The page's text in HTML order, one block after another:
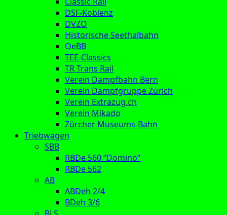
DSF-Koblenz
DVZO
Historische Seethalbahn
OeBB
TEE-Classics
TR Trans Rail
Verein Dampfbahn Bern
Verein Dampfgruppe Zürich
Verein Extrazug.ch
Verein Mikado
Zürcher Museums-Bahn
Triebwagen
SBB
RBDe 560 “Domino”
RBDe 562
AB
ABDeh 2/4
BDeh 3/6